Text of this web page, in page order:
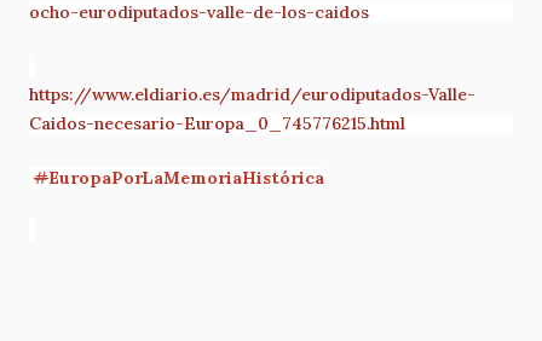
ocho-eurodiputados-valle-de-los-caidos
https://www.eldiario.es/madrid/eurodiputados-Valle-
Caidos-necesario-Europa_0_745776215.html
#EuropaPorLaMemoriaHistórica